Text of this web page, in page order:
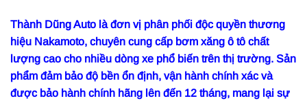
Thành Dũng Auto là đơn vị phân phối độc quyền thương
hiệu Nakamoto, chuyên cung cấp bơm xăng ô tô chất
lượng cao cho nhiều dòng xe phổ biến trên thị trường. Sản
phẩm đảm bảo độ bền ổn định, vận hành chính xác và
được bảo hành chính hãng lên đến 12 tháng, mang lại sự